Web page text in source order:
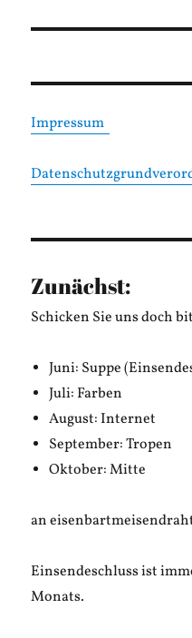
Impressum
Zunächst:
Schicken Sie uns doch
Juni: Suppe
Juli: Farben
August: Internet
September: Tropen
Oktober: Mitte
an
Einsendeschluss ist
Monats.